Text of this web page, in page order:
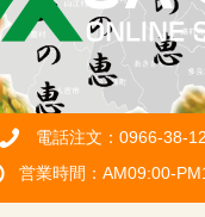
電話注文：0966-38-
営業時間：AM09:00-